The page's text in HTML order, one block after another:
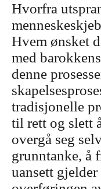
Hvorfra
Hvem ønsket
med
denne
tradisjonelle
til rett og slett
overgå seg
grunntanke, å
uansett